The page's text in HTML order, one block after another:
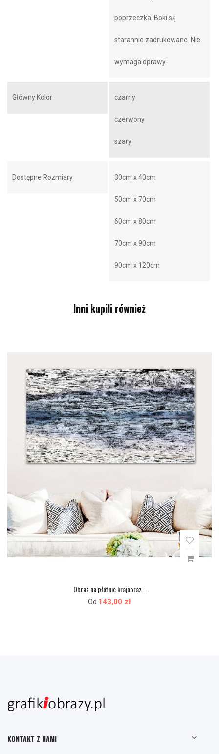
poprzeczka. Boki są
starannie zadrukowane. Nie
wymaga oprawy.
Główny Kolor czarny
czerwony
szary
Dostępne Rozmiary 30cm x 40cm
50cm x 70cm
60cm x 80cm
70cm x 90cm
90cm x 120cm
Inni kupili również
Obraz na płótnie krajobraz...
Od 143,00 zł
KONTAKT Z NAMI 